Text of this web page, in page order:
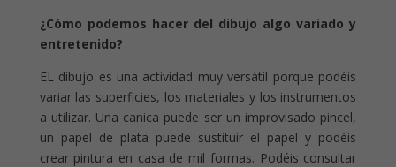
¿Cómo podemos hacer del dibujo algo variado y
entretenido?
EL dibujo es una actividad muy versátil porque podéis
variar las superficies, los materiales y los instrumentos
a utilizar. Una canica puede ser un improvisado pincel,
un papel de plata puede sustituir el papel y podéis
crear pintura en casa de mil formas. Podéis consultar